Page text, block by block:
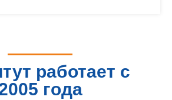
работает с
года